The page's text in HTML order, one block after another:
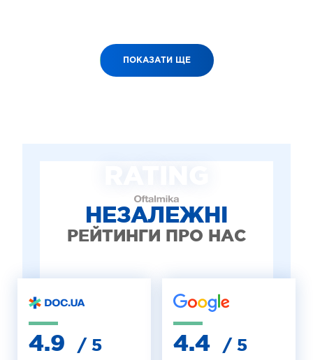
ПОКАЗАТИ ЩЕ
НЕЗАЛЕЖНІ
РЕЙТИНГИ ПРО НАС
4.9 / 5 4.4 / 5